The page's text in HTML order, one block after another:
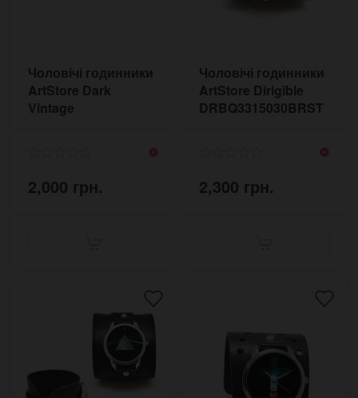
Чоловічі годинники
ArtStore Dark
Vintage
2,000 грн.
Чоловічі годинники
ArtStore Dirigible
DRBQ3315030BRST
2,300 грн.